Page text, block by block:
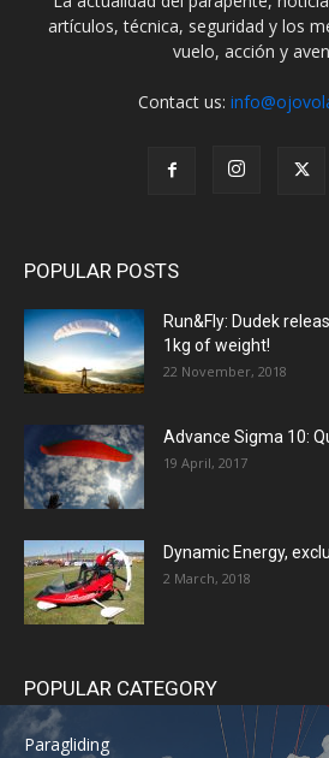
artículos, técnica, seguridad y los
vuelo, acción y
Contact us:
POPULAR POSTS
Run&Fly: Dudek
1kg of weight!
22 November, 2018
Advance Sigma 10:
19 April, 2017
Dynamic Energy,
2 March, 2018
POPULAR CATEGORY
Paragliding